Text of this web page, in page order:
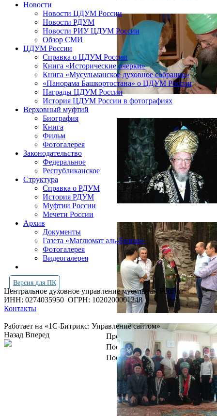
Новости
Новости ЦДУМ России
Новости РДУМ
Новости РИУ ЦДУМ России
Обзор СМИ
ЦДУМ России
Справка о ЦДУМ России
Книга «Исторические очерки»
Книга «Мусульманское духовное собрание»
«Панорама Башкортостана» о ЦДУМ России
Награды ЦДУМ России
История ЦДУМ России в фотографиях
Верховный муфтий
Биография
Книга
Фильм
Фотогалерея
Законодательство
Федеральное
Республиканское
Структура
Справка о РДУМ
История РДУМ
Муфтии России
Мечети России
Архив
Документы
Газета «Маглюмат аль-Булгар»
Фотогалерея
Видеогалерея
Версия для ПК
Центральное духовное управление мусульман России
ИНН: 0274035950 ОГРН: 1020200001348
Контакты
Работает на «1С-Битрикс: Управление сайтом»
Просмотров всего:
4252706
Посетителей сегодня:
3243
Посетителей в онлайн:
14
Назад Вперед